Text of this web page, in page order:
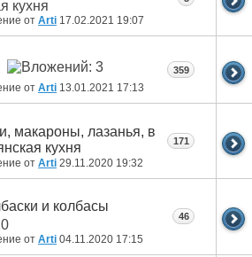
от Arti 17.02.2021 19:07
от Arti 13.01.2021 17:13
359
макароны, лазанья, в
кухня
от Arti 29.11.2020 19:32
171
и колбасы
от Arti 04.11.2020 17:15
46